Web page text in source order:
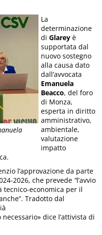
La
determinazione
diGlarey è
supportata dal
nuovo sostegno
alla causa dato
dall’avvocata
Emanuela
Beacco, del foro
di Monza,
esperta in diritto
amministrativo,
ambientale,
valutazione
impatto
l’approvazione da parte
2026, che prevede “l’avvio
economica per il
Tradotto dal
dice l’attivista di